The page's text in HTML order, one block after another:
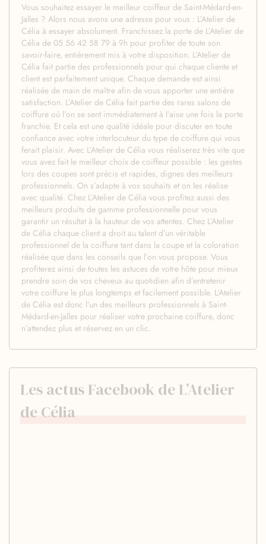
Vous souhaitez essayer le meilleur coiffeur de Saint-Médard-en-
Jalles ? Alors nous avons une adresse pour vous : L’Atelier de
Célia à essayer absolument. Franchissez la porte de L’Atelier de
Célia de 05 56 42 58 79 à 9h pour profiter de toute son
savoir-faire, entièrement mis à votre disposition. L’Atelier de
Célia fait partie des professionnels pour qui chaque cliente et
client est parfaitement unique. Chaque demande est ainsi
réalisée de main de maître afin de vous apporter une entière
satisfaction. L’Atelier de Célia fait partie des rares salons de
coiffure où l’on se sent immédiatement à l’aise une fois la porte
franchie. Et cela est une qualité idéale pour discuter en toute
confiance avec votre interlocuteur du type de coiffure qui vous
ferait plaisir. Avec L’Atelier de Célia vous réaliserez très vite que
vous avez fait le meilleur choix de coiffeur possible : les gestes
lors des coupes sont précis et rapides, dignes des meilleurs
professionnels. On s’adapte à vos souhaits et on les réalise
avec qualité. Chez L’Atelier de Célia vous profitez aussi des
meilleurs produits de gamme professionnelle pour vous
garantir un résultat à la hauteur de vos attentes. Chez L’Atelier
de Célia chaque client a droit au talent d’un véritable
professionnel de la coiffure tant dans la coupe et la coloration
réalisée que dans les conseils que l’on vous propose. Vous
profiterez ainsi de toutes les astuces de votre hôte pour mieux
prendre soin de vos cheveux au quotidien afin d’entretenir
votre coiffure le plus longtemps et facilement possible. L’Atelier
de Célia est donc l’un des meilleurs professionnels à Saint-
Médard-en-Jalles pour réaliser votre prochaine coiffure, donc
n’attendez plus et réservez en un clic.
Les actus Facebook de L’Atelier
de Célia